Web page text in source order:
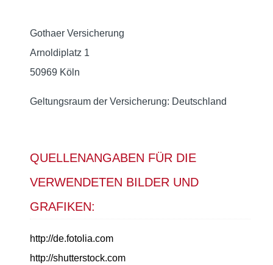
Gothaer Versicherung
Arnoldiplatz 1
50969 Köln
Geltungsraum der Versicherung: Deutschland
QUELLENANGABEN FÜR DIE
VERWENDETEN BILDER UND
GRAFIKEN:
http://de.fotolia.com
http://shutterstock.com